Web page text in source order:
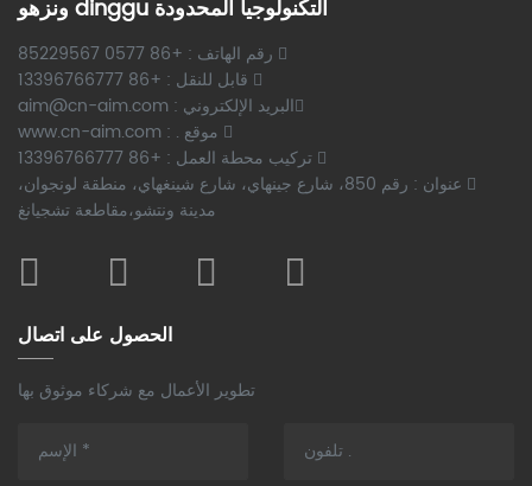
ونزهو dinggu التكنولوجيا المحدودة
رقم الهاتف : +86 0577 85229567
قابل للنقل : +86 13396766777
البريد الإلكتروني : aim@cn-aim.com
موقع . : www.cn-aim.com
تركيب محطة العمل : +86 13396766777
عنوان : رقم 850، شارع جينهاي، شارع شينغهاي، منطقة لونجوان،
مدينة ونتشو،مقاطعة تشجيانغ
الحصول على اتصال
تطوير الأعمال مع شركاء موثوق بها